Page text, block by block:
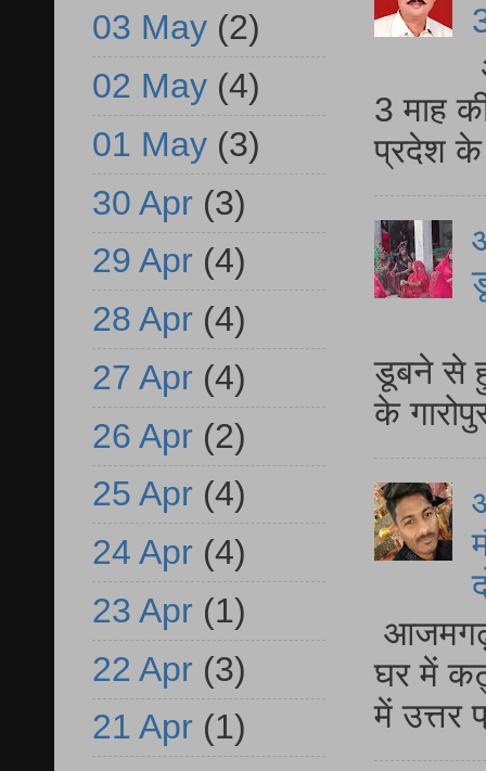
3 माह
प्रदेश
डूबने से
के
घर में
में
03 May (2)
02 May (4)
01 May (3)
30 Apr (3)
29 Apr (4)
28 Apr (4)
27 Apr (4)
26 Apr (2)
25 Apr (4)
24 Apr (4)
23 Apr (1)
22 Apr (3)
21 Apr (1)